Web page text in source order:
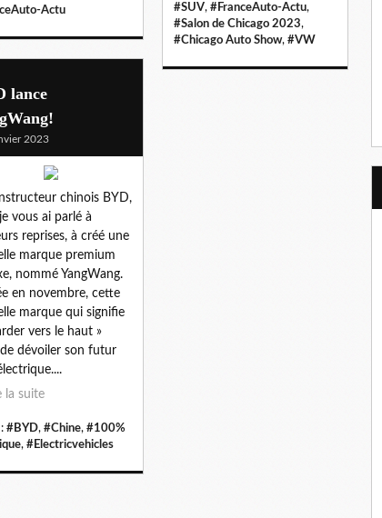
Actu
#SUV, #FranceAuto-Actu,
#Salon de Chicago 2023,
#Chicago Auto Show, #VW
lance
2023
chinois BYD,
vous ai parlé à
reprises, à créé une
marque premium
nommé YangWang.
en novembre, cette
marque qui signifie
vers le haut »
dévoiler son futur
la suite
#BYD, #Chine, #100%
, #Electricvehicles